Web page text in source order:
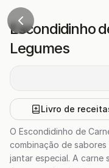
Escondidinho
Legumes
Livro de
O Escondidinho de
combinação de
jantar especial. A carne